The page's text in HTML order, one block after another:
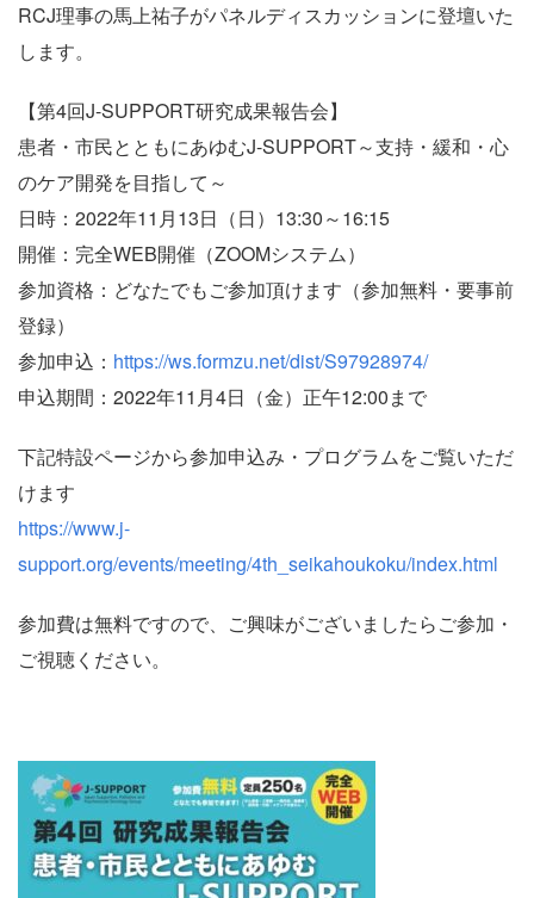
RCJ理事の馬上祐子がパネルディスカッションに登壇いた
します。
【第4回J-SUPPORT研究成果報告会】
患者・市民とともにあゆむJ-SUPPORT～支持・緩和・心
のケア開発を目指して～
日時：2022年11月13日（日）13:30～16:15
開催：完全WEB開催（ZOOMシステム）
参加資格：どなたでもご参加頂けます（参加無料・要事前
登録）
参加申込： https://ws.formzu.net/dist/S97928974/
申込期間：2022年11月4日（金）正午12:00まで
下記特設ページから参加申込み・プログラムをご覧いただ
けます
https://www.j-
support.org/events/meeting/4th_seikahoukoku/index.html
参加費は無料ですので、ご興味がございましたらご参加・
ご視聴ください。